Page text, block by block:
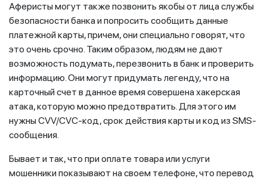
Аферисты могут также позвонить якобы от лица службы
безопасности банка и попросить сообщить данные
платежной карты, причем, они специально говорят, что
это очень срочно. Таким образом, людям не дают
возможность подумать, перезвонить в банк и проверить
информацию. Они могут придумать легенду, что на
карточный счет в данное время совершена хакерская
атака, которую можно предотвратить. Для этого им
нужны CVV/CVC-код, срок действия карты и код из SMS-
сообщения.
Бывает и так, что при оплате товара или услуги
мошенники показывают на своем телефоне, что перевод